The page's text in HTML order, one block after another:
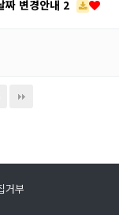
짜 변경안내 2
거부